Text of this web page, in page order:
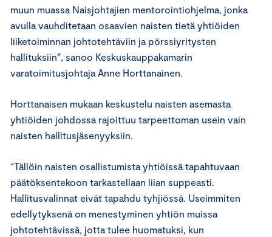
muun muassa Naisjohtajien mentorointiohjelma, jonka
avulla vauhditetaan osaavien naisten tietä yhtiöiden
liiketoiminnan johtotehtäviin ja pörssiyritysten
hallituksiin”, sanoo Keskuskauppakamarin
varatoimitusjohtaja Anne Horttanainen.
Horttanaisen mukaan keskustelu naisten asemasta
yhtiöiden johdossa rajoittuu tarpeettoman usein vain
naisten hallitusjäsenyyksiin.
“Tällöin naisten osallistumista yhtiöissä tapahtuvaan
päätöksentekoon tarkastellaan liian suppeasti.
Hallitusvalinnat eivät tapahdu tyhjiössä. Useimmiten
edellytyksenä on menestyminen yhtiön muissa
johtotehtävissä, jotta tulee huomatuksi, kun